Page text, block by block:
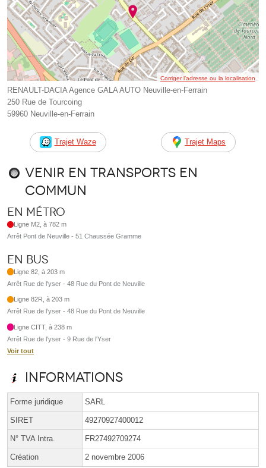
Corriger l’adresse ou la localisation
RENAULT-DACIA Agence GALA AUTO Neuville-en-Ferrain
250 Rue de Tourcoing
59960 Neuville-en-Ferrain
Trajet Waze Trajet Maps
Venir en transports en
commun
En métro
Ligne M2, à 782 m
Arrêt Pont de Neuville - 51 Chaussée Gramme
En bus
Ligne 82, à 203 m
Arrêt Rue de l'yser - 48 Rue du Pont de Neuville
Ligne 82R, à 203 m
Arrêt Rue de l'yser - 48 Rue du Pont de Neuville
Ligne CITT, à 238 m
Arrêt Rue de l'yser - 9 Rue de l'Yser
Voir tout
Informations
Forme juridique SARL
SIRET 49270927400012
N° TVA Intra. FR27492709274
Création 2 novembre 2006